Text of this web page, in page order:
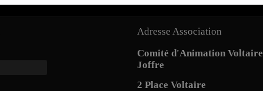
Adresse Association
Comité d'Animation Voltaire
Joffre
2 Place Voltaire